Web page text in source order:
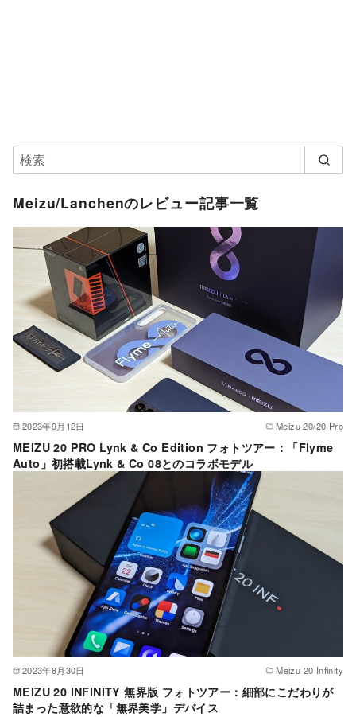
Meizu/Lanchenのレビュー記事一覧
2023年9月12日 Meizu 20/20 Pro
MEIZU 20 PRO Lynk & Co Edition フォトツアー：「Flyme
Auto」初搭載Lynk & Co 08とのコラボモデル
2023年8月30日 Meizu 20 Infinity
MEIZU 20 INFINITY 無界版 フォトツアー：細部にこだわりが
詰まった意欲的な「無界美学」デバイス